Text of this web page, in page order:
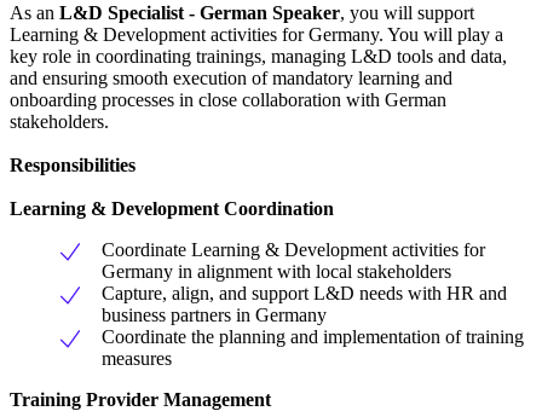
As an L&D Specialist - German Speaker, you will support
Learning & Development activities for Germany. You will play a
key role in coordinating trainings, managing L&D tools and data,
and ensuring smooth execution of mandatory learning and
onboarding processes in close collaboration with German
stakeholders.
Responsibilities
Learning & Development Coordination
Coordinate Learning & Development activities for
Germany in alignment with local stakeholders
Capture, align, and support L&D needs with HR and
business partners in Germany
Coordinate the planning and implementation of training
measures
Training Provider Management